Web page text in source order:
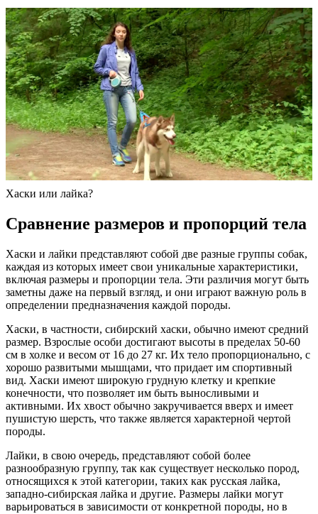
Хаски или лайка?
Сравнение размеров и пропорций тела
Хаски и лайки представляют собой две разные группы собак,
каждая из которых имеет свои уникальные характеристики,
включая размеры и пропорции тела. Эти различия могут быть
заметны даже на первый взгляд, и они играют важную роль в
определении предназначения каждой породы.
Хаски, в частности, сибирский хаски, обычно имеют средний
размер. Взрослые особи достигают высоты в пределах 50-60
см в холке и весом от 16 до 27 кг. Их тело пропорционально, с
хорошо развитыми мышцами, что придает им спортивный
вид. Хаски имеют широкую грудную клетку и крепкие
конечности, что позволяет им быть выносливыми и
активными. Их хвост обычно закручивается вверх и имеет
пушистую шерсть, что также является характерной чертой
породы.
Лайки, в свою очередь, представляют собой более
разнообразную группу, так как существует несколько пород,
относящихся к этой категории, таких как русская лайка,
западно-сибирская лайка и другие. Размеры лайки могут
варьироваться в зависимости от конкретной породы, но в